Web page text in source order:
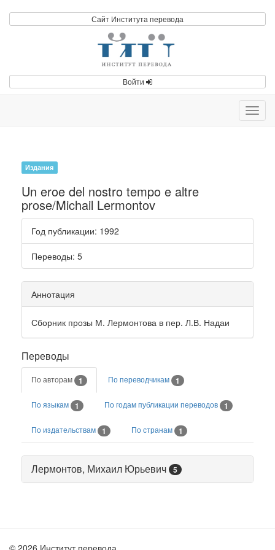
Сайт Института перевода
Войти
Издания
Un eroe del nostro tempo e altre
prose/Michail Lermontov
Год публикации: 1992
Переводы: 5
Аннотация
Сборник прозы М. Лермонтова в пер. Л.В. Надаи
Переводы
По авторам 1 По переводчикам 1
По языкам 1 По годам публикации переводов 1
По издательствам 1 По странам 1
Лермонтов, Михаил Юрьевич 5
© 2026 Институт перевода